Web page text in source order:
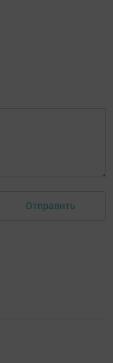
Отправить